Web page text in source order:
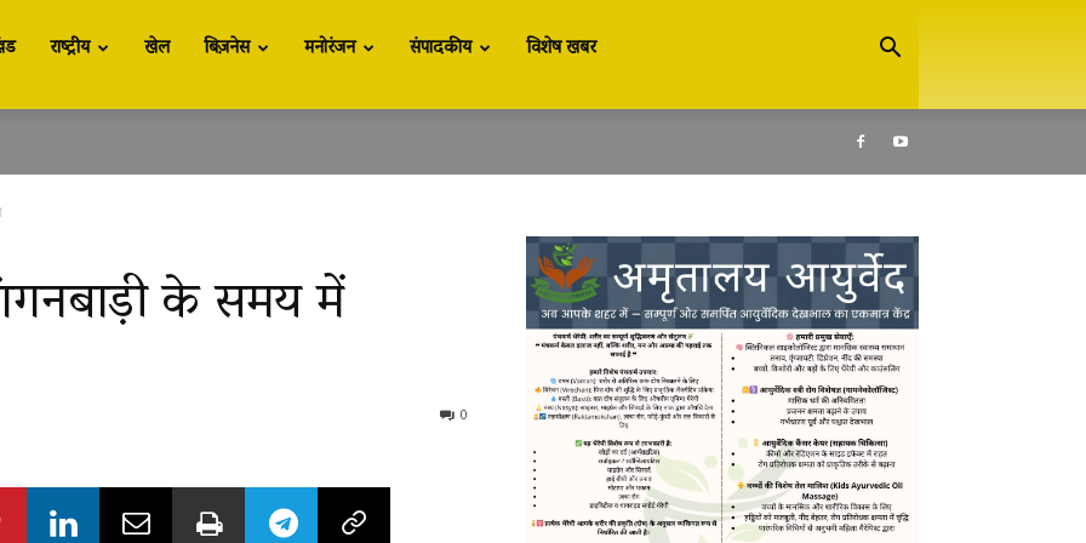
राष्ट्रीय खेल बिज़नेस मनोरंजन संपादकीय विशेष खबर
के समय में
0